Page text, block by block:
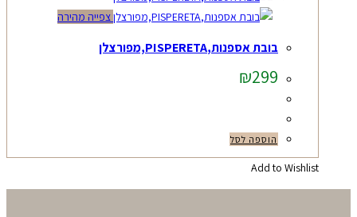
צפייה מהירה
בובת אספנות,PISPERETA,מפורצלן
₪299
הוספה לסל
Add to Wishlist